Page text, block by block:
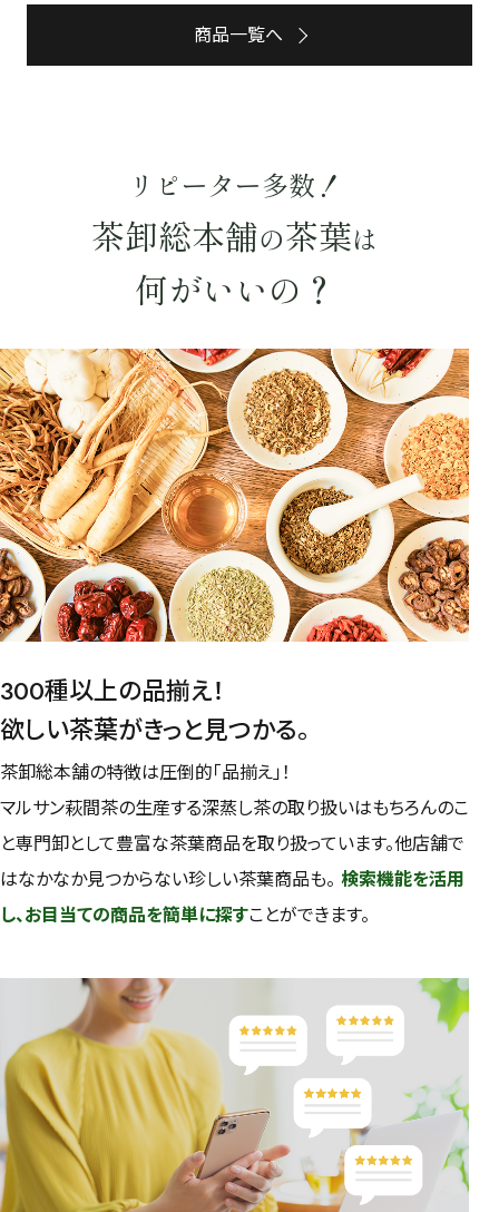
ハーブティー 緑茶
100g 500g 1000g
検索
商品一覧へ
リピーター多数！
茶卸総本舗の茶葉は
何がいいの？
300種以上の品揃え！
欲しい茶葉がきっと見つかる。
茶卸総本舗の特徴は圧倒的「品揃え」！
マルサン萩間茶の生産する深蒸し茶の取り扱いはもちろんのこ
と専門卸として豊富な茶葉商品を取り扱っています。他店舗で
はなかなか見つからない珍しい茶葉商品も。 検索機能を活用
し、お目当ての商品を簡単に探すことができます。